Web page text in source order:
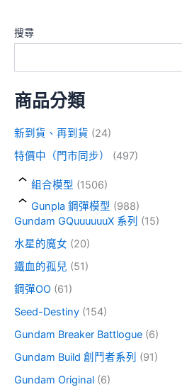
搜尋
商品分類
新到貨、再到貨 (24)
特價中（門市同步）
(497)
組合模型 (1506)
Gunpla 鋼彈模型 (988)
Gundam GQuuuuuuX 系列 (15)
水星的魔女 (20)
鐵血的孤兒 (51)
鋼彈OO (61)
Seed-Destiny (154)
Gundam Breaker Battlogue (6)
Gundam Build 創鬥者系列 (91)
Gundam Original (6)